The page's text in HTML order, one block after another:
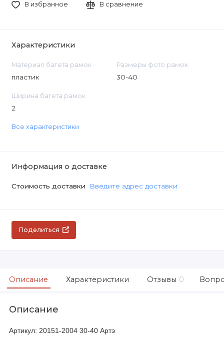
В избранное В сравнение
Характеристики
Материал багета рамок
пластик
Размеры фото рамок
30-40
Ширина багета рамок
2
Все характеристики
Информация о доставке
Стоимость доставки Введите адрес доставки
Поделиться
Описание Характеристики Отзывы 0
Описание
Артикул: 20151-2004 30-40 Артэ